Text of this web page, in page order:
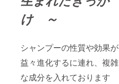
け ～
シャンプーの性質や効果が
益々進化するに連れ、複雑
な成分を入れております